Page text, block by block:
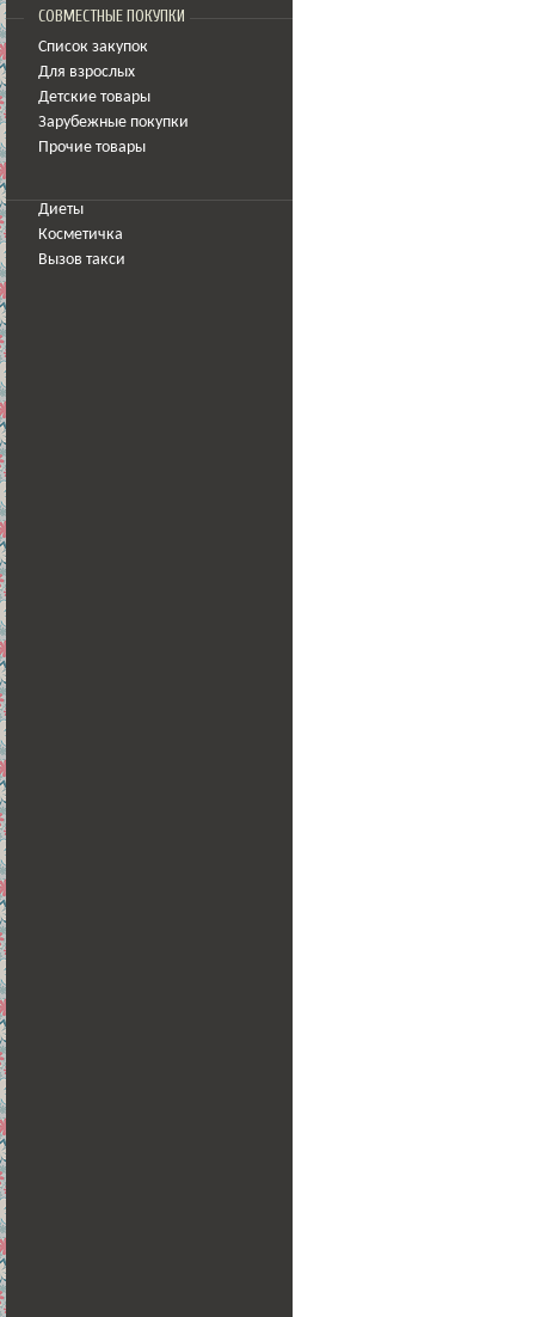
СОВМЕСТНЫЕ ПОКУПКИ
Список закупок
Для взрослых
Детские товары
Зарубежные покупки
Прочие товары
Диеты
Косметичка
Вызов такси